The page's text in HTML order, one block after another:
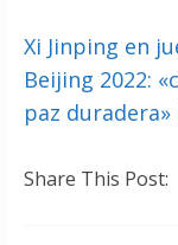
Xi Jinping en
Beijing 2022:
paz
Share This Post: